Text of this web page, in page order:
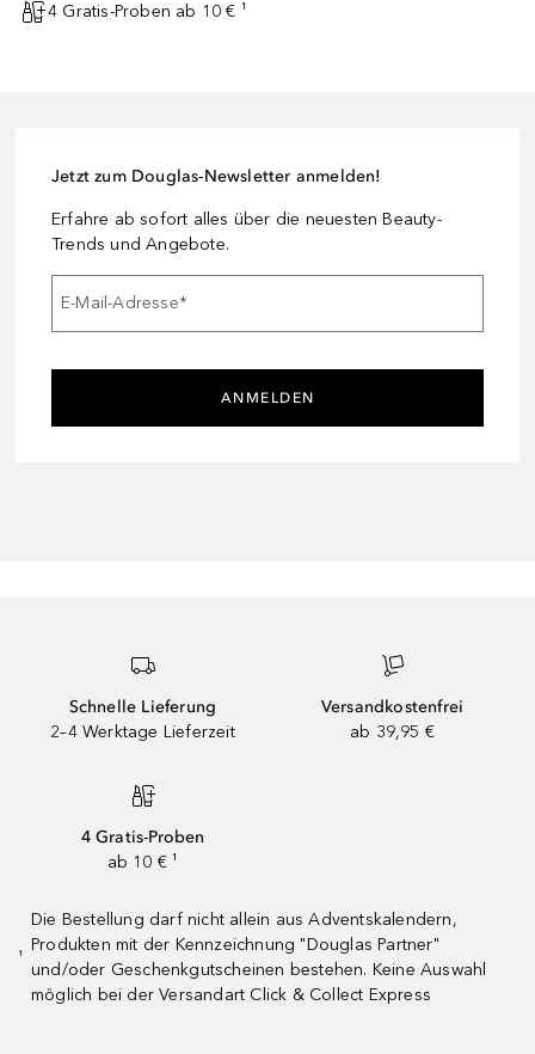
4 Gratis-Proben ab 10 € ¹
Jetzt zum Douglas-Newsletter anmelden!
Erfahre ab sofort alles über die neuesten Beauty-
Trends und Angebote.
E-Mail-Adresse*
ANMELDEN
Schnelle Lieferung
2–4 Werktage Lieferzeit
Versandkostenfrei
ab 39,95 €
4 Gratis-Proben
ab 10 € ¹
¹
Die Bestellung darf nicht allein aus Adventskalendern,
Produkten mit der Kennzeichnung "Douglas Partner"
und/oder Geschenkgutscheinen bestehen. Keine Auswahl
möglich bei der Versandart Click & Collect Express